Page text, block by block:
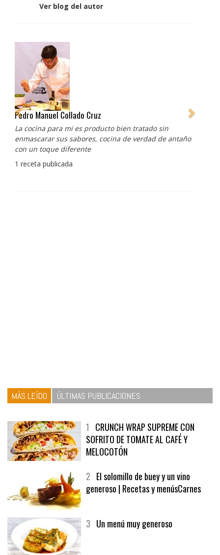
Ver blog del autor
Pedro Manuel Collado Cruz
La cocina para mi es producto bien tratado sin
enmascarar sus sabores, cocina de verdad de antaño
con un toque diferente
1 receta publicada
MÁS LEÍDO ÚLTIMAS PUBLICACIONES
1 CRUNCH WRAP SUPREME CON
SOFRITO DE TOMATE AL CAFÉ Y
MELOCOTÓN
2 El solomillo de buey y un vino
generoso | Recetas y menúsCarnes
3 Un menú muy generoso